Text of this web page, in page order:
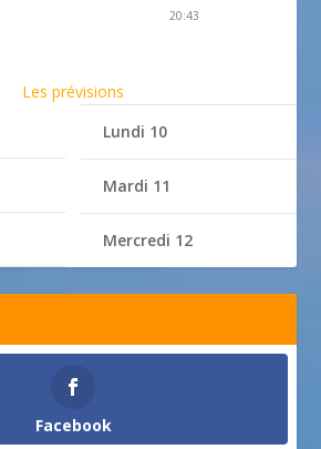
20:43
Les prévisions
Lundi 10
Mardi 11
Mercredi 12
Facebook